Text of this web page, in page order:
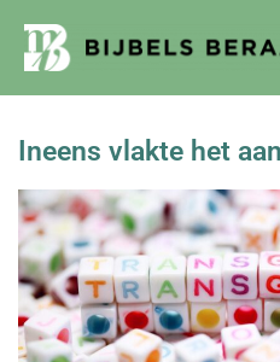
Ineens vlakte het